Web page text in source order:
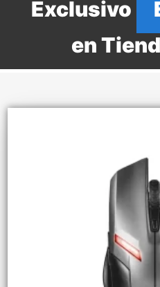
Exclusivo
en